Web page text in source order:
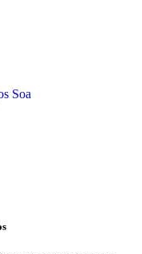
Soa